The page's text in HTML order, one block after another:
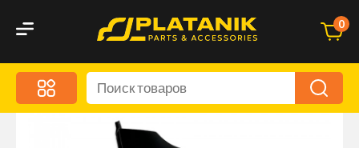
0
Меню
Акционные предложения
Дорожные аксессуары